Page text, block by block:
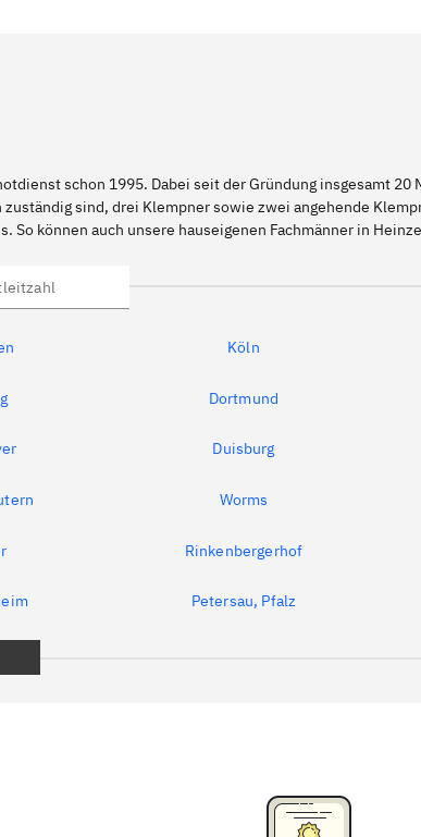
schon 1995. Dabei seit der Gründung insgesamt 20
sind, drei Klempner sowie zwei angehende
können auch unsere hauseigenen Fachmänner in
Köln
Dortmund
Duisburg
Worms
Rinkenbergerhof
Petersau, Pfalz